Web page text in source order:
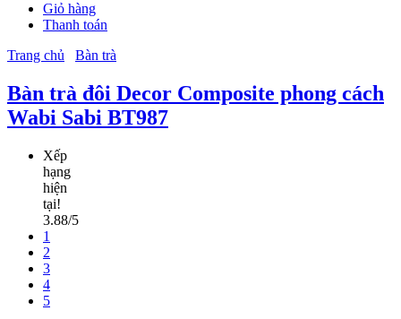
Giỏ hàng
Thanh toán
Trang chủ
Bàn trà
Bàn trà đôi Decor Composite phong cách
Wabi Sabi BT987
Xếp
hạng
hiện
tại!
3.88/5
1
2
3
4
5